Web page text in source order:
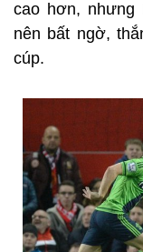
cao hơn, nhưng
nên bất ngờ,
cúp.